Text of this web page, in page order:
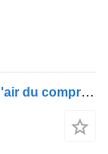
Flexible de climatisation Scania tuyau d'air du compresseur 2481597 pour tracteur routier Scania R410